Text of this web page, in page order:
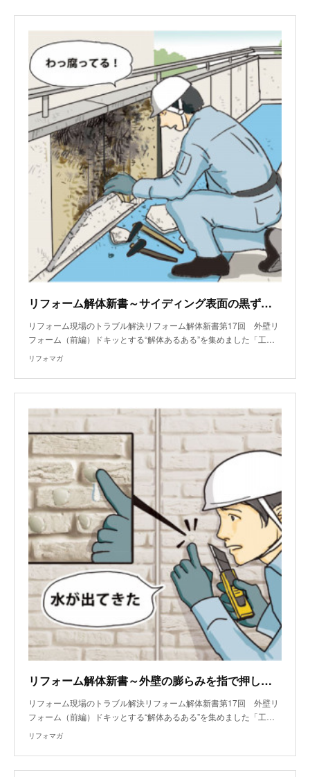
リフォーム解体新書～サイディング表面の黒ずみと浮きが気になってはいたが…
リフォーム現場のトラブル解決リフォーム解体新書第17回 外壁リ
フォーム（前編）ドキッとする“解体あるある”を集めました「工…
リフォマガ
リフォーム解体新書～外壁の膨らみを指で押したら水が出てきた
リフォーム現場のトラブル解決リフォーム解体新書第17回 外壁リ
フォーム（前編）ドキッとする“解体あるある”を集めました「工…
リフォマガ